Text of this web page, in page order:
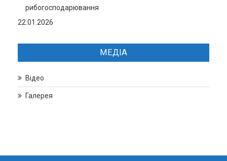
рибогосподарювання
22.01.2026
МЕДІА
Відео
Галерея